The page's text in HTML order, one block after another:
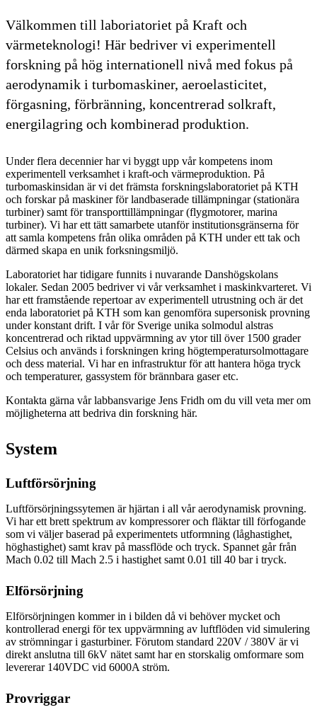
Välkommen till laboriatoriet på Kraft och
värmeteknologi! Här bedriver vi experimentell
forskning på hög internationell nivå med fokus på
aerodynamik i turbomaskiner, aeroelasticitet,
förgasning, förbränning, koncentrerad solkraft,
energilagring och kombinerad produktion.
Under flera decennier har vi byggt upp vår kompetens inom
experimentell verksamhet i kraft-och värmeproduktion. På
turbomaskinsidan är vi det främsta forskningslaboratoriet på KTH
och forskar på maskiner för landbaserade tillämpningar (stationära
turbiner) samt för transporttillämpningar (flygmotorer, marina
turbiner). Vi har ett tätt samarbete utanför institutionsgränserna för
att samla kompetens från olika områden på KTH under ett tak och
därmed skapa en unik forksningsmiljö.
Laboratoriet har tidigare funnits i nuvarande Danshögskolans
lokaler. Sedan 2005 bedriver vi vår verksamhet i maskinkvarteret. Vi
har ett framstående repertoar av experimentell utrustning och är det
enda laboratoriet på KTH som kan genomföra supersonisk provning
under konstant drift. I vår för Sverige unika solmodul alstras
koncentrerad och riktad uppvärmning av ytor till över 1500 grader
Celsius och används i forskningen kring högtemperatursolmottagare
och dess material. Vi har en infrastruktur för att hantera höga tryck
och temperaturer, gassystem för brännbara gaser etc.
Kontakta gärna vår labbansvarige Jens Fridh om du vill veta mer om
möjligheterna att bedriva din forskning här.
System
Luftförsörjning
Luftförsörjningssytemen är hjärtan i all vår aerodynamisk provning.
Vi har ett brett spektrum av kompressorer och fläktar till förfogande
som vi väljer baserad på experimentets utformning (låghastighet,
höghastighet) samt krav på massflöde och tryck. Spannet går från
Mach 0.02 till Mach 2.5 i hastighet samt 0.01 till 40 bar i tryck.
Elförsörjning
Elförsörjningen kommer in i bilden då vi behöver mycket och
kontrollerad energi för tex uppvärmning av luftflöden vid simulering
av strömningar i gasturbiner. Förutom standard 220V / 380V är vi
direkt anslutna till 6kV nätet samt har en storskalig omformare som
levererar 140VDC vid 6000A ström.
Provriggar